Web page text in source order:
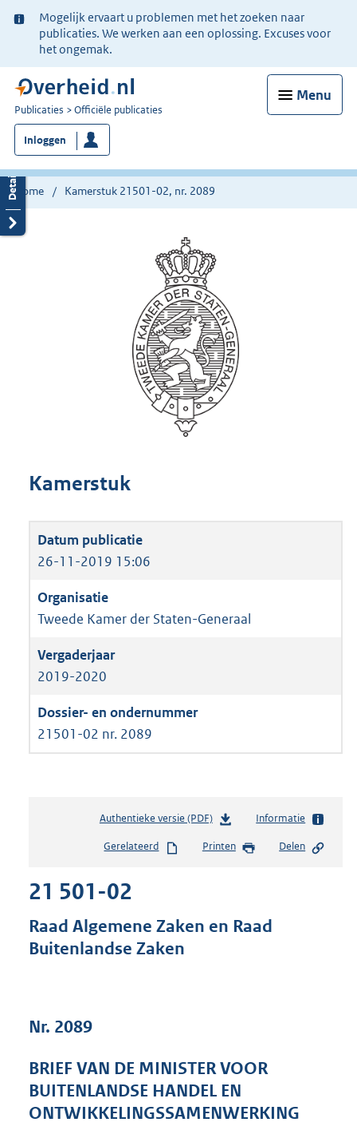
Ter
informatie:
Mogelijk ervaart u problemen met het zoeken naar
publicaties. We werken aan een oplossing. Excuses voor
het ongemak.
Menu
U
bent
nu
hier:
Publicaties Officiële publicaties
Inloggen
Home Kamerstuk 21501-02, nr. 2089
Kamerstuk
26-11-2019 15:06
Tweede Kamer der Staten-Generaal
2019-2020
21501-02 nr. 2089
Authentieke versie (PDF)b
s
s
:
1
4
Informatie
Gerelateerd Printen Delen
21 501-02
Raad Algemene Zaken en Raad
Buitenlandse Zaken
Nr. 2089
BRIEF VAN DE MINISTER VOOR
BUITENLANDSE HANDEL EN
ONTWIKKELINGSSAMENWERKING